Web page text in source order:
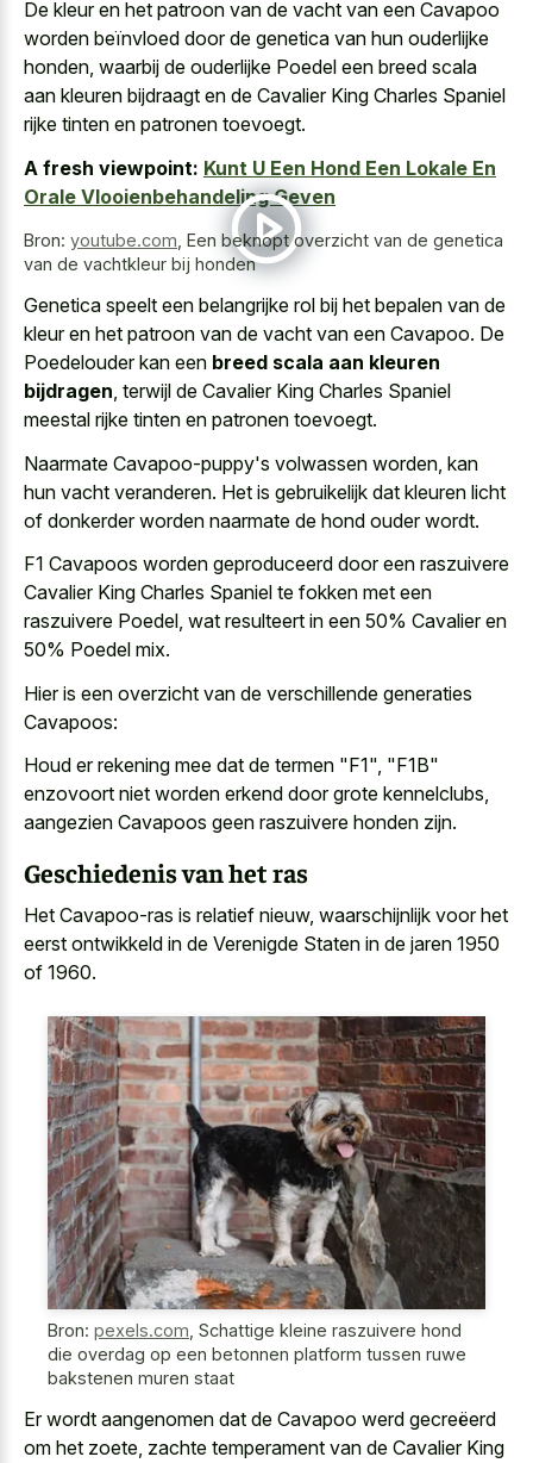
De kleur en het patroon van de vacht van een Cavapoo
worden beïnvloed door de genetica van hun ouderlijke
honden, waarbij de ouderlijke Poedel een breed scala
aan kleuren bijdraagt en de Cavalier King Charles Spaniel
rijke tinten en patronen toevoegt.
A fresh viewpoint: Kunt U Een Hond Een Lokale En
Orale Vlooienbehandeling Geven
Bron: youtube.com Een beknopt overzicht van de genetica
van de vachtkleur bij honden
Genetica speelt een belangrijke rol bij het bepalen van de
kleur en het patroon van de vacht van een Cavapoo. De
Poedelouder kan een breed scala aan kleuren
bijdragen, terwijl de Cavalier King Charles Spaniel
meestal rijke tinten en patronen toevoegt.
Naarmate Cavapoo-puppy's volwassen worden, kan
hun vacht veranderen. Het is gebruikelijk dat kleuren licht
of donkerder worden naarmate de hond ouder wordt.
F1 Cavapoos worden geproduceerd door een raszuivere
Cavalier King Charles Spaniel te fokken met een
raszuivere Poedel, wat resulteert in een 50% Cavalier en
50% Poedel mix.
Hier is een overzicht van de verschillende generaties
Cavapoos:
Houd er rekening mee dat de termen "F1", "F1B"
enzovoort niet worden erkend door grote kennelclubs,
aangezien Cavapoos geen raszuivere honden zijn.
Geschiedenis van het ras
Het Cavapoo-ras is relatief nieuw, waarschijnlijk voor het
eerst ontwikkeld in de Verenigde Staten in de jaren 1950
of 1960.
Bron: pexels.com Schattige kleine raszuivere hond
die overdag op een betonnen platform tussen ruwe
bakstenen muren staat
Er wordt aangenomen dat de Cavapoo werd gecreëerd
om het zoete, zachte temperament van de Cavalier King